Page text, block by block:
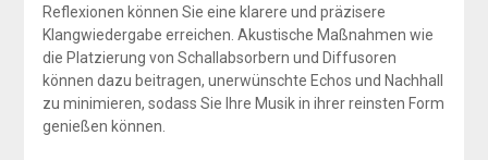
Reflexionen können Sie eine klarere und präzisere
Klangwiedergabe erreichen. Akustische Maßnahmen wie
die Platzierung von Schallabsorbern und Diffusoren
können dazu beitragen, unerwünschte Echos und Nachhall
zu minimieren, sodass Sie Ihre Musik in ihrer reinsten Form
genießen können.